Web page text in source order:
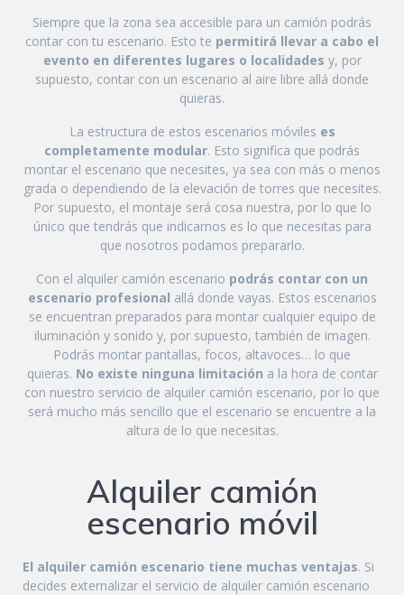
Siempre que la zona sea accesible para un camión podrás
contar con tu escenario. Esto te permitirá llevar a cabo el
evento en diferentes lugares o localidades y, por
supuesto, contar con un escenario al aire libre allá donde
quieras.
La estructura de estos escenarios móviles es
completamente modular. Esto significa que podrás
montar el escenario que necesites, ya sea con más o menos
grada o dependiendo de la elevación de torres que necesites.
Por supuesto, el montaje será cosa nuestra, por lo que lo
único que tendrás que indicarnos es lo que necesitas para
que nosotros podamos prepararlo.
Con el alquiler camión escenario podrás contar con un
escenario profesional allá donde vayas. Estos escenarios
se encuentran preparados para montar cualquier equipo de
iluminación y sonido y, por supuesto, también de imagen.
Podrás montar pantallas, focos, altavoces… lo que
quieras. No existe ninguna limitación a la hora de contar
con nuestro servicio de alquiler camión escenario, por lo que
será mucho más sencillo que el escenario se encuentre a la
altura de lo que necesitas.
Alquiler camión
escenario móvil
El alquiler camión escenario tiene muchas ventajas. Si
decides externalizar el servicio de alquiler camión escenario